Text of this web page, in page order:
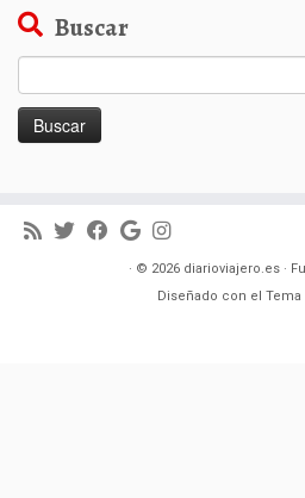
Buscar
· © 2026 diarioviajero.es·
Diseñado con el Tema